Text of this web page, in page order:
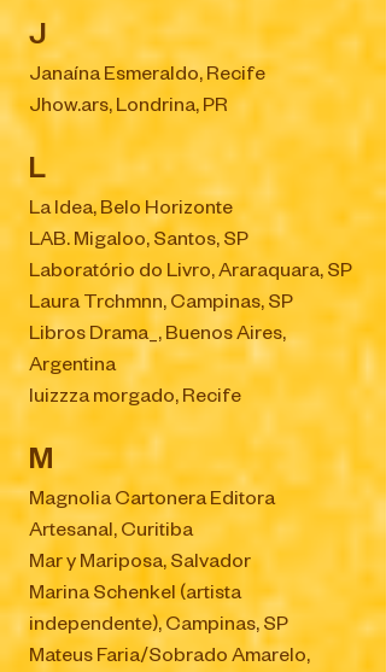
J
Janaína Esmeraldo, Recife
Jhow.ars, Londrina, PR
L
La Idea, Belo Horizonte
LAB. Migaloo, Santos, SP
Laboratório do Livro, Araraquara, SP
Laura Trchmnn, Campinas, SP
Libros Drama_, Buenos Aires,
Argentina
luizzza morgado, Recife
M
Magnolia Cartonera Editora
Artesanal, Curitiba
Mar y Mariposa, Salvador
Marina Schenkel (artista
independente), Campinas, SP
Mateus Faria/Sobrado Amarelo,